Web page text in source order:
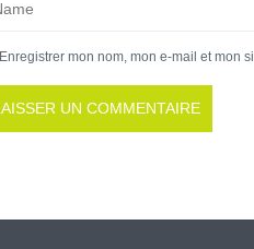
Enregistrer mon nom, mon e-mail et mon